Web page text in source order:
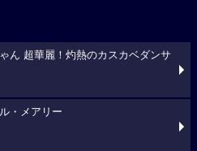
ん 超華麗！灼熱のカスカベダンサ
・メアリー